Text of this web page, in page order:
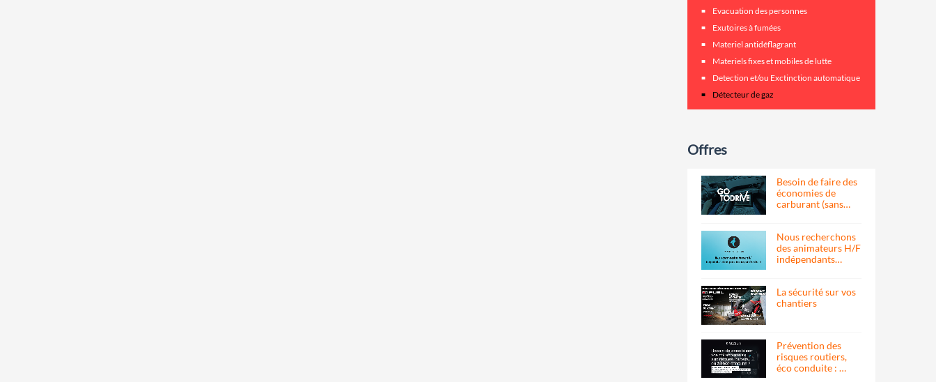
Evacuation des personnes
Exutoires à fumées
Materiel antidéflagrant
Materiels fixes et mobiles de lutte
Detection et/ou Exctinction automatique
Détecteur de gaz
Offres
Besoin de faire des
économies de
carburant (sans…
Nous recherchons
des animateurs H/F
indépendants…
La sécurité sur vos
chantiers
Prévention des
risques routiers,
éco conduite : …